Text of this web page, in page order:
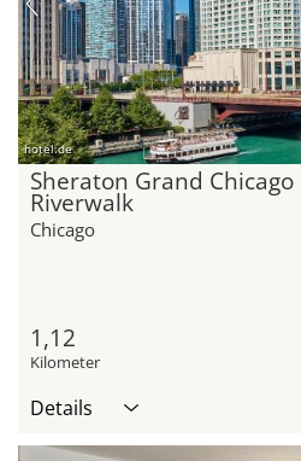
hotel.de
Sheraton Grand Chicago
Riverwalk
Chicago
1,12
Kilometer
Details